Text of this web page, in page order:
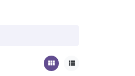
view_module view_list